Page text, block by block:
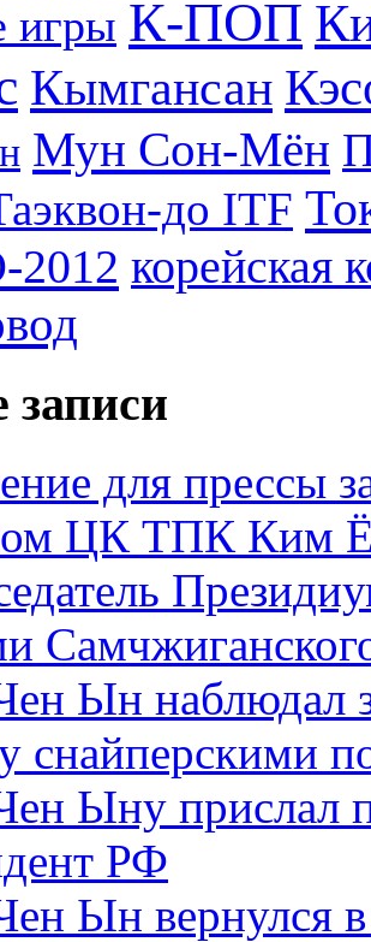
игры К-ПОП
Кымгансан
Мун Сон-Мён
до ITF
корейская
для прессы
ЦК ТПК Ким
Ын наблюдал
снайперскими
Ыну прислал
РФ
Ын вернулся